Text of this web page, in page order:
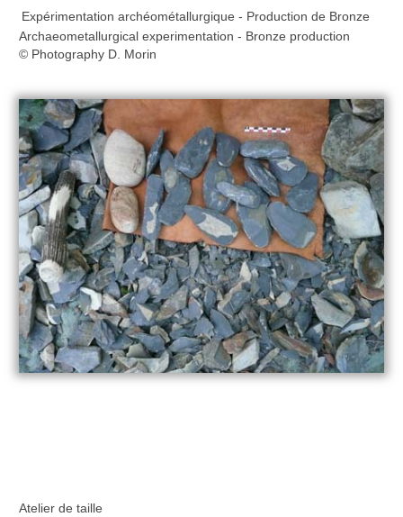
Expérimentation archéométallurgique - Production de Bronze
Archaeometallurgical experimentation - Bronze production
© Photography D. Morin
Atelier de taille